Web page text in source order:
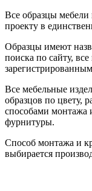
Все образцы
проекту в
Образцы имеют
поиска по сайту,
Все мебельные
образцов по цвету,
способами монтажа
фурнитуры.
Способ монтажа и
выбирается